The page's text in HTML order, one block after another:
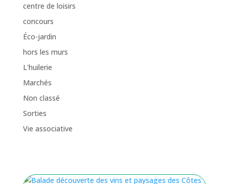
centre de loisirs
concours
Éco-jardin
hors les murs
L'huilerie
Marchés
Non classé
Sorties
Vie associative